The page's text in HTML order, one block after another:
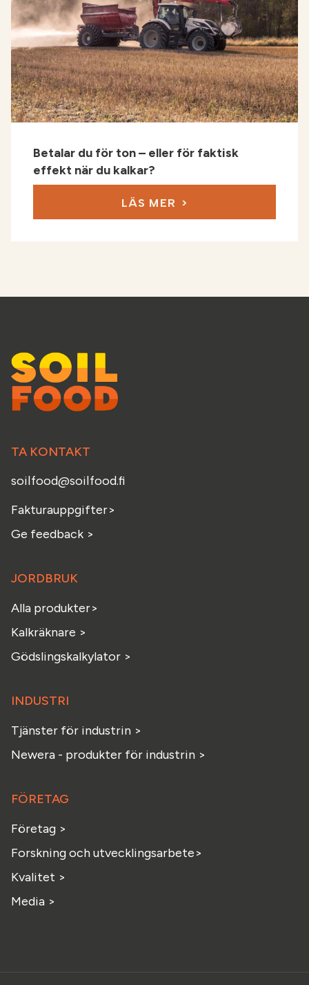
Betalar du för ton – eller för faktisk
effekt när du kalkar?
LÄS MER
TA KONTAKT
soilfood@soilfood.fi
Fakturauppgifter>
Ge feedback >
JORDBRUK
Alla produkter>
Kalkräknare >
Gödslingskalkylator >
INDUSTRI
Tjänster för industrin >
Newera - produkter för industrin >
FÖRETAG
Företag >
Forskning och utvecklingsarbete>
Kvalitet >
Media >